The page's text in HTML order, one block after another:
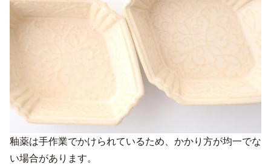
釉薬は手作業でかけられているため、かかり方が均一でな
い場合があります。